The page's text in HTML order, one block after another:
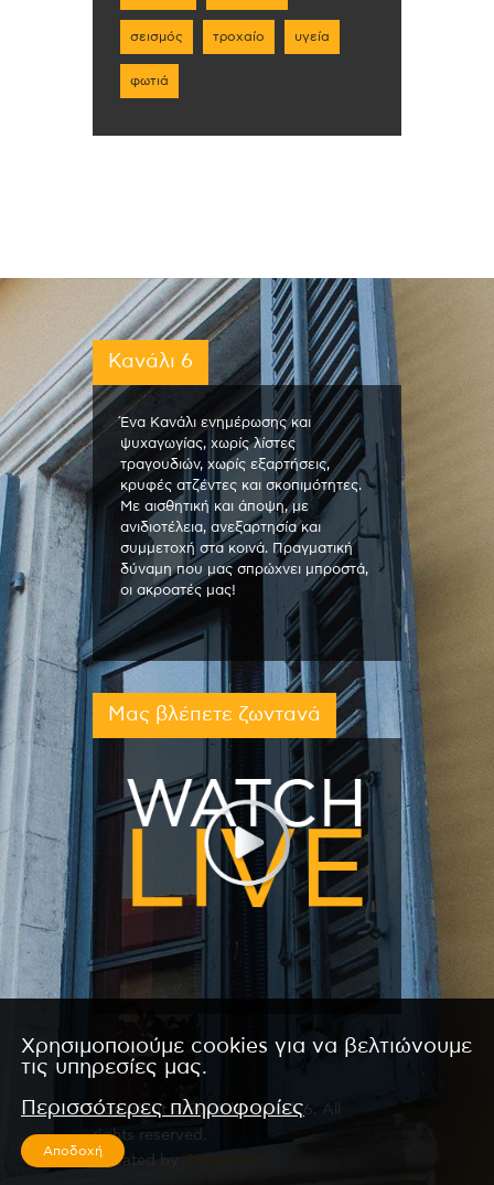
σεισμός τροχαίο υγεία
φωτιά
Κανάλι 6
Ένα Κανάλι ενημέρωσης και
ψυχαγωγίας, χωρίς λίστες
τραγουδιών, χωρίς εξαρτήσεις,
κρυφές ατζέντες και σκοπιμότητες.
Με αισθητική και άποψη, με
ανιδιοτέλεια, ανεξαρτησία και
συμμετοχή στα κοινά. Πραγματική
δύναμη που μας σπρώχνει μπροστά,
οι ακροατές μας!
Μας βλέπετε ζωντανά
Copyright © 2026 by Kanali 6. All
rights reserved.
CReated by CReatures.
Χρησιμοποιούμε cookies για να βελτιώνουμε
τις υπηρεσίες μας.
Περισσότερες πληροφορίες
Αποδοχή